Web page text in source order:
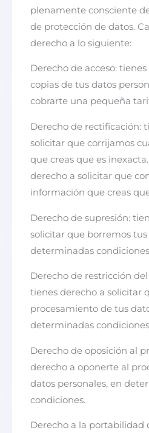
plenamente consciente
de protección de datos.
derecho a lo siguiente:
Derecho de acceso:
copias de tus datos
cobrarte una pequeña
Derecho de rectificación:
solicitar que corrijamos
que creas que es
derecho a solicitar que
información que creas
Derecho de supresión:
solicitar que borremos tus
determinadas
Derecho de restricción
tienes derecho a solicitar
procesamiento de tus
determinadas
Derecho de oposición al
derecho a oponerte al
datos personales, en
condiciones.
Derecho a la portabilidad